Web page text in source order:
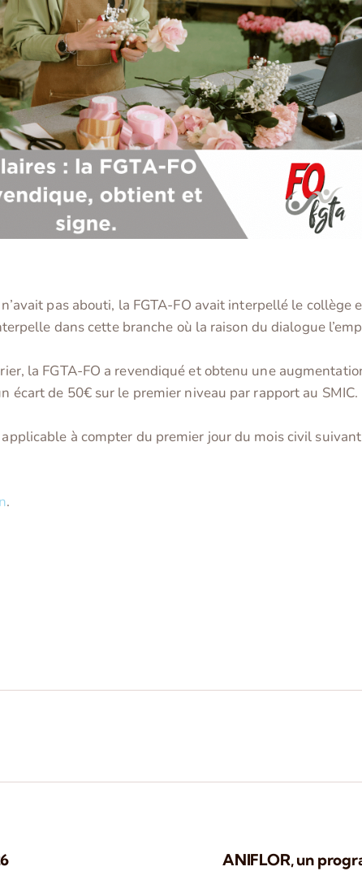
pas abouti, la FGTA-FO avait interpellé le
dans cette branche où la raison du dialogue
la FGTA-FO a revendiqué et obtenu une
écart de 50€ sur le premier niveau par rapport au SMIC.
à compter du premier jour du mois civil
.
ANIFLOR, un